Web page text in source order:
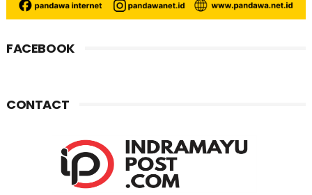
FACEBOOK
CONTACT